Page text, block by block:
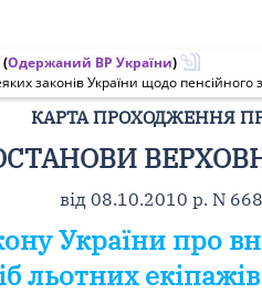
(Одержаний ВР України)